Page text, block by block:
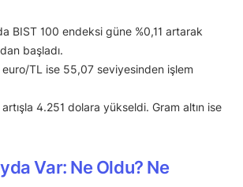
BIST 100 endeksi güne %0,11 artarak
başladı.
euro/TL ise 55,07 seviyesinden işlem
artışla 4.251 dolara yükseldi. Gram altın ise
Var: Ne Oldu? Ne